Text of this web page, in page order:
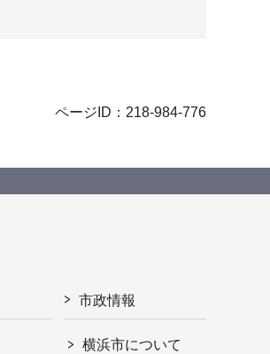
ページID：218-984-776
市政情報
横浜市について